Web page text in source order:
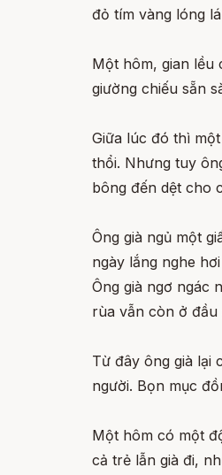
đỏ tím vàng lóng
Một hôm, gian lều
giường chiếu sẵn
Giữa lúc đó thì
thổi. Nhưng tuy
bông đến dệt cho
Ông già ngủ một
ngày lắng nghe
Ông già ngơ ngác
rùa vẫn còn ở đầu
Từ đây ông già lại
người. Bọn mục
Một hôm có một
cả trẻ lẫn già đi,